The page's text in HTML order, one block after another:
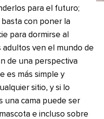
para el futuro;
con poner la
para dormirse al
ven el mundo de
de una perspectiva
es más simple y
sitio, y si lo
una cama puede ser
e incluso sobre